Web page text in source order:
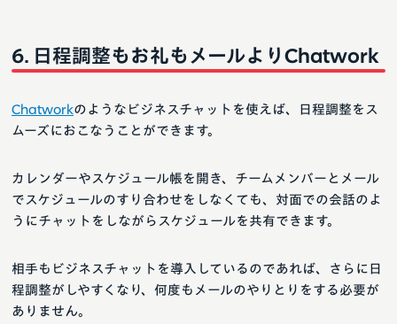
日程調整もお礼もメールよりChatwork
Chatworkのようなビジネスチャットを使えば、日程調整をス
ムーズにおこなうことができます。
カレンダーやスケジュール帳を開き、チームメンバーとメール
でスケジュールのすり合わせをしなくても、対面での会話のよ
うにチャットをしながらスケジュールを共有できます。
相手もビジネスチャットを導入しているのであれば、さらに日
程調整がしやすくなり、何度もメールのやりとりをする必要が
ありません。